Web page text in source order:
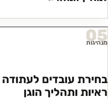
מנהיגות
בחירת עובדים לעתודה
ראיות ותהליך הוגן
05